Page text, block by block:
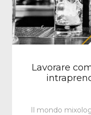
Lavorare
Il mondo